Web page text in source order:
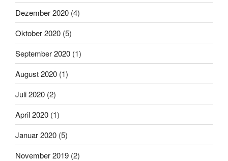
Dezember 2020 (4)
Oktober 2020 (5)
September 2020 (1)
August 2020 (1)
Juli 2020 (2)
April 2020 (1)
Januar 2020 (5)
November 2019 (2)